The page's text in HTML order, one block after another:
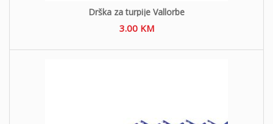
Drška za turpije Vallorbe
3.00 KM